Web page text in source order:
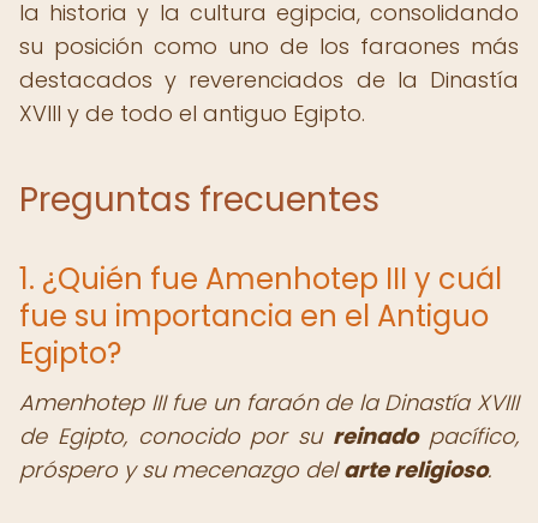
la historia y la cultura egipcia, consolidando
su posición como uno de los faraones más
destacados y reverenciados de la Dinastía
XVIII y de todo el antiguo Egipto.
Preguntas frecuentes
1. ¿Quién fue Amenhotep III y cuál
fue su importancia en el Antiguo
Egipto?
Amenhotep III fue un faraón de la Dinastía XVIII
de Egipto, conocido por su reinadopacífico,
próspero y su mecenazgo delarte religioso.